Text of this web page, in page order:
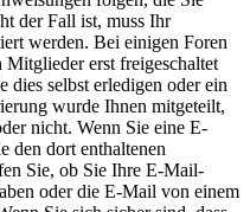
der Fall ist, muss Ihr
werden. Bei einigen Foren
Mitglieder erst freigeschaltet
dies selbst erledigen oder ein
wurde Ihnen mitgeteilt,
nicht. Wenn Sie eine E-
den dort enthaltenen
Sie, ob Sie Ihre E-Mail-
oder die E-Mail von einem